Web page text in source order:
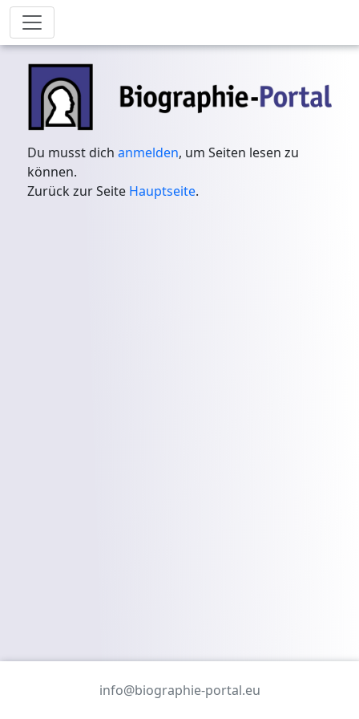
Du musst dichanmelden, um Seiten lesen zu
können.
Zurück zur Seite Hauptseite.
info@biographie-portal.eu